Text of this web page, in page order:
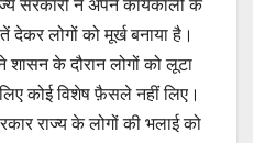
सरकारों ने अपने कार्यकालों के
देकर लोगों को मूर्ख बनाया है।
शासन के दौरान लोगों को लूटा
कोई विशेष फ़ैसले नहीं लिए।
राज्य के लोगों की भलाई को